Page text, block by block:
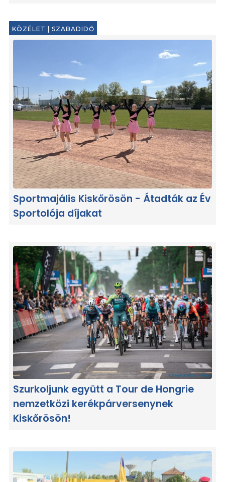
KÖZÉLET SZABADIDŐ
Sportmajális Kiskőrösön - Átadták az Év
Sportolója díjakat
Szurkoljunk együtt a Tour de Hongrie
nemzetközi kerékpárversenynek
Kiskőrösön!